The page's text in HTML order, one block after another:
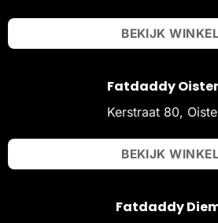
BEKIJK
Fatdaddy
Kerstraat 80,
BEKIJK
Fatdaddy